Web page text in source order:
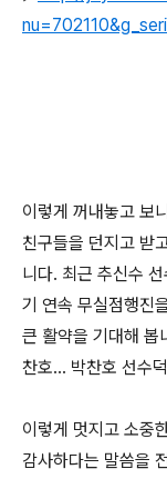
이렇게 꺼내놓고 보
친구들을 던지고 받
니다. 최근 추신수
기 연속 무실점행진
큰 활약을 기대해 봅
찬호... 박찬호 선수
이렇게 멋지고 소중
감사하다는 말씀을